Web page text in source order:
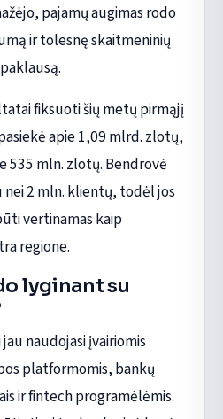
pajamų augimas rodo
ir tolesnę skaitmeninių
fiksuoti šių metų pirmąjį
apie 1,09 mlrd. zlotų,
535 mln. zlotų. Bendrovė
2 mln. klientų, todėl jos
vertinamas kaip
regione.
lyginant su
naudojasi įvairiomis
platformomis, bankų
ir fintech programėlėmis.